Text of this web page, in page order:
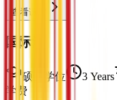
查看课程
国际法
硕士学位 3 Years
学费